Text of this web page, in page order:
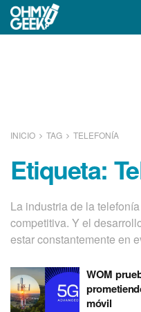
INICIO TAG TELEFONÍ­A
Etiqueta:
La industria de la
competitiva. Y el
estar constantemente en
WOM
móvil